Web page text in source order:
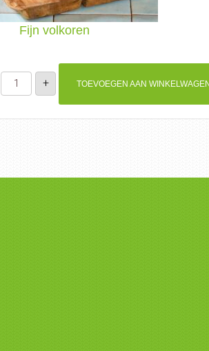
Fijn volkoren
Fijn
volkoren
aantal
+ TOEVOEGEN AAN